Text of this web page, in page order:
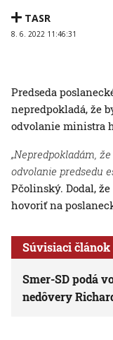
TASR
8. 6. 2022 11:46:31
Predseda
nepredpokladá, že
odvolanie ministra
„Nepredpokladám,
odvolanie predsedu
Pčolinský. Dodal,
hovoriť na
Súvisiaci článok
Smer-SD podá
nedôvery